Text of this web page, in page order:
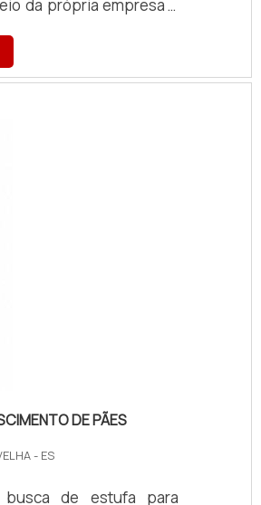
da própria empresa e
SOBRE FORNO
PARA PADARIAQuem
encontra o site da
Atuando com forno
para bolos e divisora
DE PÃES
- ES
de estufa para